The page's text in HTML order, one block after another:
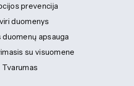
prevencija
duomenys
apsauga
su visuomene
Tvarumas